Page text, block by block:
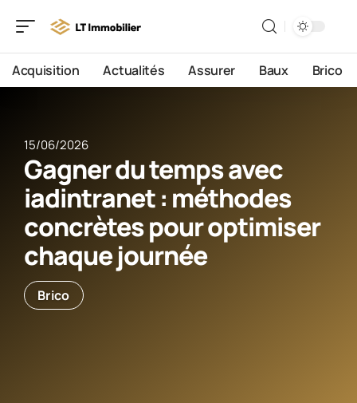
Acquisition Actualités Assurer Baux Brico
15/06/2026
Gagner du temps avec
iadintranet : méthodes
concrètes pour optimiser
chaque journée
Brico